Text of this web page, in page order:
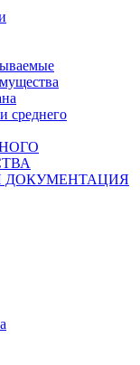
среднего
ДОКУМЕНТАЦИЯ